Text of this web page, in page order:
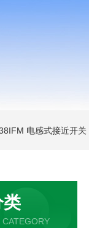
电感式接近开关
类